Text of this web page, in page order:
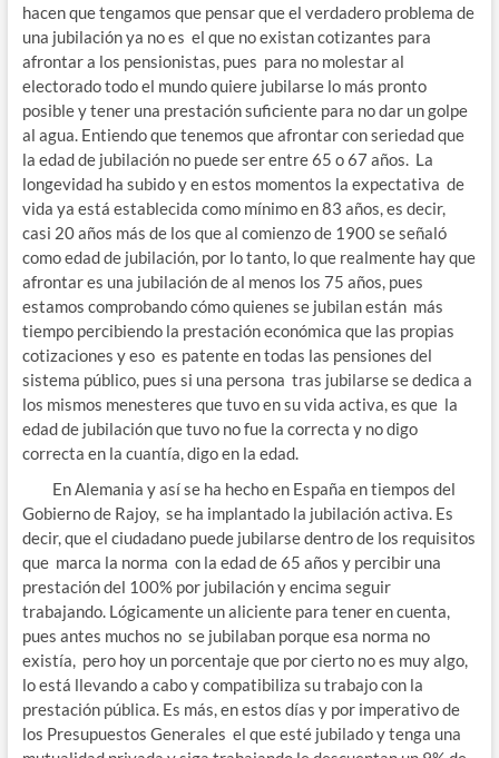
hacen que tengamos que pensar que el verdadero problema de
una jubilación ya no es el que no existan cotizantes para
afrontar a los pensionistas, pues para no molestar al
electorado todo el mundo quiere jubilarse lo más pronto
posible y tener una prestación suficiente para no dar un golpe
al agua. Entiendo que tenemos que afrontar con seriedad que
la edad de jubilación no puede ser entre 65 o 67 años. La
longevidad ha subido y en estos momentos la expectativa de
vida ya está establecida como mínimo en 83 años, es decir,
casi 20 años más de los que al comienzo de 1900 se señaló
como edad de jubilación, por lo tanto, lo que realmente hay que
afrontar es una jubilación de al menos los 75 años, pues
estamos comprobando cómo quienes se jubilan están más
tiempo percibiendo la prestación económica que las propias
cotizaciones y eso es patente en todas las pensiones del
sistema público, pues si una persona tras jubilarse se dedica a
los mismos menesteres que tuvo en su vida activa, es que la
edad de jubilación que tuvo no fue la correcta y no digo
correcta en la cuantía, digo en la edad.
En Alemania y así se ha hecho en España en tiempos del
Gobierno de Rajoy, se ha implantado la jubilación activa. Es
decir, que el ciudadano puede jubilarse dentro de los requisitos
que marca la norma con la edad de 65 años y percibir una
prestación del 100% por jubilación y encima seguir
trabajando. Lógicamente un aliciente para tener en cuenta,
pues antes muchos no se jubilaban porque esa norma no
existía, pero hoy un porcentaje que por cierto no es muy algo,
lo está llevando a cabo y compatibiliza su trabajo con la
prestación pública. Es más, en estos días y por imperativo de
los Presupuestos Generales el que esté jubilado y tenga una